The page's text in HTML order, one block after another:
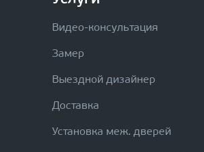
Видео-консультация
Замер
Выездной дизайнер
Доставка
Установка меж. дверей